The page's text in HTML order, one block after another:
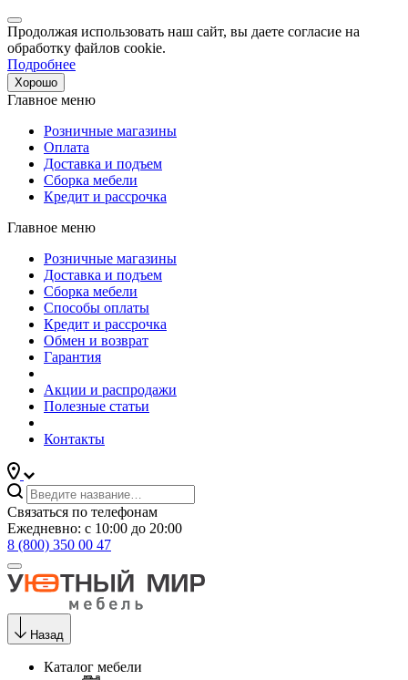
Продолжая использовать наш сайт, вы даете согласие на
обработку файлов cookie.
Подробнее
Хорошо
Главное меню
Розничные магазины
Оплата
Доставка и подъем
Сборка мебели
Кредит и рассрочка
Главное меню
Розничные магазины
Доставка и подъем
Сборка мебели
Способы оплаты
Кредит и рассрочка
Обмен и возврат
Гарантия
Акции и распродажи
Полезные статьи
Контакты
Связаться по телефонам
Ежедневно: с 10:00 до 20:00
8 (800) 350 00 47
Назад
Каталог мебели